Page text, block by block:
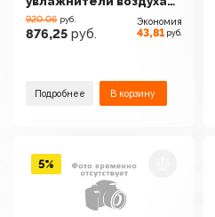
AirInCom CF8410
920.06 руб.
876,25 руб.
Экономия
43,81 руб.
Подробнее В корзину
5%